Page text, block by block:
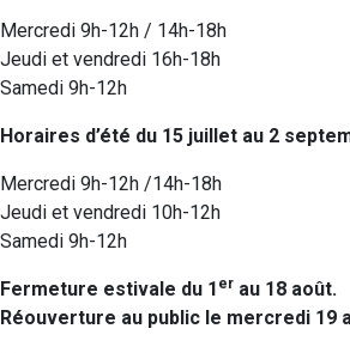
Mercredi 9h-12h / 14h-18h
Jeudi et vendredi 16h-18h
Samedi 9h-12h
Horaires d’été du 15 juillet au 2
Mercredi 9h-12h /14h-18h
Jeudi et vendredi 10h-12h
Samedi 9h-12h
Fermeture estivale du 1 er au 18 août.
Réouverture au public le mercredi 19